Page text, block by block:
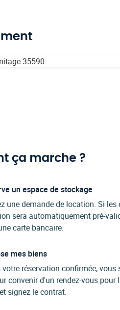
ça marche ?
un espace de stockage
une demande de location. Si
sera automatiquement pré-
carte bancaire.
mes biens
votre réservation confirmée,
convenir d'un rendez-vous
signez le contrat.